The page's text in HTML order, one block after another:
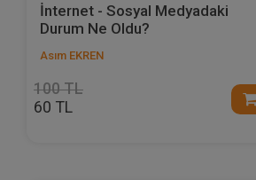
İnternet - Sosyal Medyadaki
Durum Ne Oldu?
Asım EKREN
100 TL
60 TL